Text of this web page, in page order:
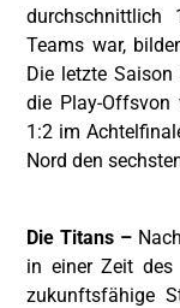
durchschnittlich
Teams war,
Die letzte
die Play-
1:2 im
Nord den
Die Titans –
in einer Zeit des
zukunftsfähige